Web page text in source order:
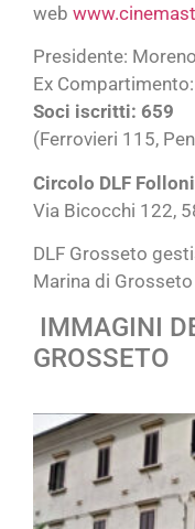
web
Presidente:
Ex
Soci iscritti: 659
(Ferrovieri 115,
Circolo DLF
Via Bicocchi 122,
DLF Grosseto
Marina di Grosseto
IMMAGINI
GROSSETO